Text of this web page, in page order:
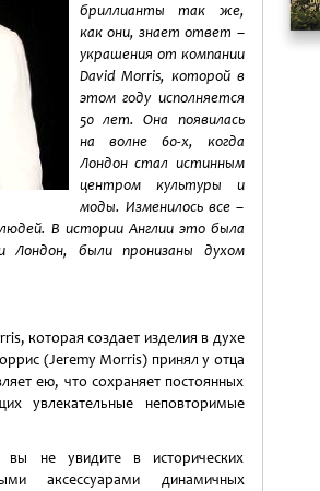
бриллианты так же,
как они, знает ответ –
украшения от компании
David Morris, которой в
этом году исполняется
50 лет. Она появилась
на волне 60-х, когда
Лондон стал истинным
центром культуры и
моды. Изменилось все –
В истории Англии это была
Лондон, были пронизаны духом
которая создает изделия в духе
(Jeremy Morris) принял у отца
ею, что сохраняет постоянных
увлекательные неповторимые
не увидите в исторических
аксессуарами динамичных